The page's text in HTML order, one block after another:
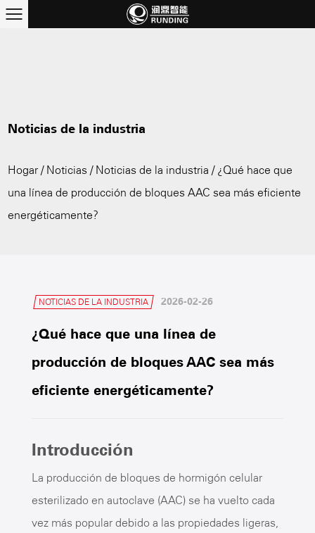
Noticias de la industria
Hogar / Noticias / Noticias de la industria / ¿Qué hace que
una línea de producción de bloques AAC sea más eficiente
energéticamente?
NOTICIAS DE LA INDUSTRIA 2026-02-26
¿Qué hace que una línea de
producción de bloques AAC sea más
eficiente energéticamente?
Introducción
La producción de bloques de hormigón celular
esterilizado en autoclave (AAC) se ha vuelto cada
vez más popular debido a las propiedades ligeras,